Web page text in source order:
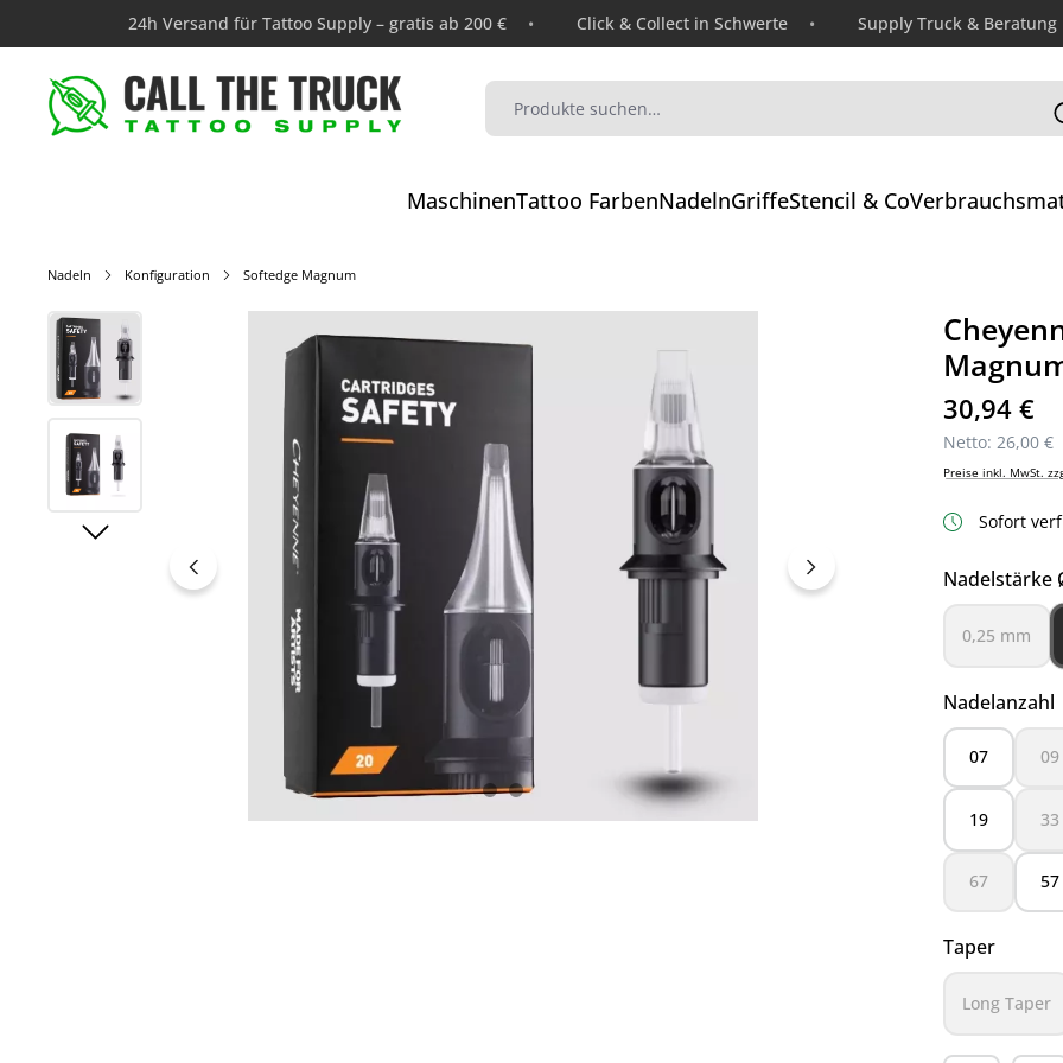
24h Versand für Tattoo Supply – gratis ab 200 € Click & Collect in Schwerte Supply Truck & Beratung
MaschinenTattoo FarbenNadelnGriffeStencil & Co
Nadeln Konfiguration Softedge Magnum
Bildergalerie überspringen
Regulärer Preis:
30,94 €
Netto: 26,00 €
Preise inkl. MwSt.
Sofort
Nadelstärke
0,25 mm
(Diese
Nadelanzahl
07 09
19 33
67 57
Taper
Long Taper
(Diese